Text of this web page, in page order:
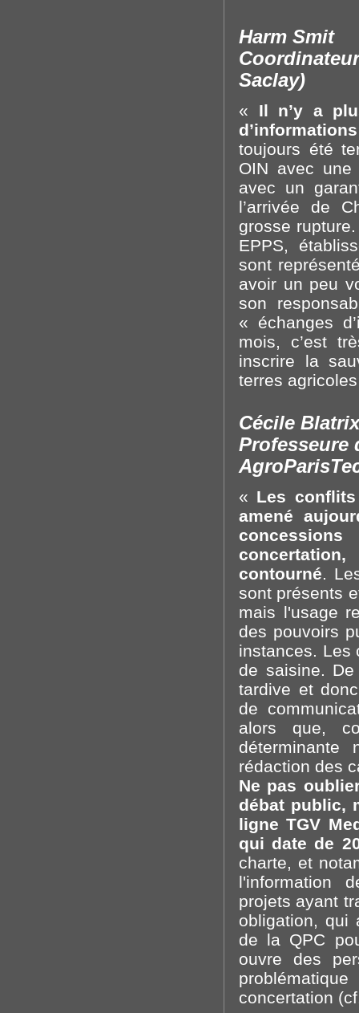
Harm Smit
Saclay)
« Il n’y a
toujours été
OIN avec une
avec un
l’arrivée de
grosse
EPPS,
sont
avoir un peu
son
« échanges
mois, c’est
inscrire la
terres
Cécile Blatrix
Professeure
« Les
amené
contourné.
sont présents
mais l'usage
des pouvoirs
instances. Les
de saisine.
tardive et
de
alors que,
rédaction des
Ne pas
débat public,
ligne TGV
qui date de
charte, et
l'information
projets ayant
obligation, qui
de la QPC
ouvre des
concertation